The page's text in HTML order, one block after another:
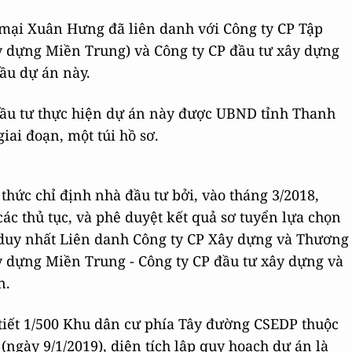
Xuân Hưng đã liên danh với Công ty CP Tập
Miền Trung) và Công ty CP đầu tư xây dựng
dự án này.
tư thực hiện dự án này được UBND tỉnh Thanh
đoạn, một túi hồ sơ.
chỉ định nhà đầu tư bởi, vào tháng 3/2018,
thủ tục, và phê duyệt kết quả sơ tuyển lựa chọn
nhất Liên danh Công ty CP Xây dựng và Thương
dựng Miền Trung - Công ty CP đầu tư xây dựng và
1/500 Khu dân cư phía Tây đường CSEDP thuộc
9/1/2019), diện tích lập quy hoạch dự án là